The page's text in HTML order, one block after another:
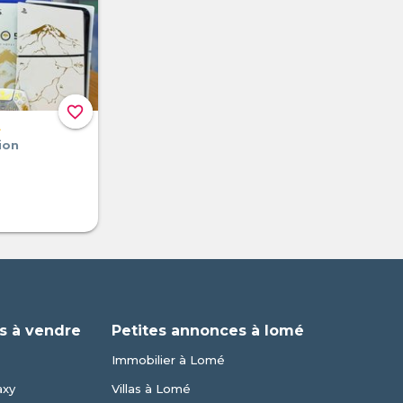
favorite_border
à vendre Petites annonces à lomé
Immobilier à Lomé
Villas à Lomé